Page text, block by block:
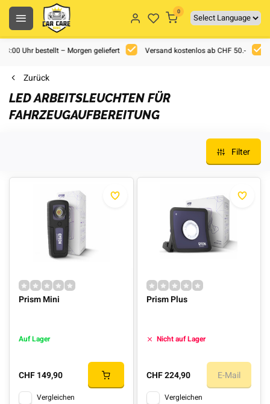
0
Uhr bestellt – Morgen geliefert Versand kostenlos ab CHF 50.-
Zurück
LED ARBEITSLEUCHTEN FÜR
FAHRZEUGAUFBEREITUNG
Filter
Prism Mini
Auf Lager
CHF 149,90
Vergleichen
Prism Plus
Nicht auf Lager
CHF 224,90 E-Mail
Vergleichen